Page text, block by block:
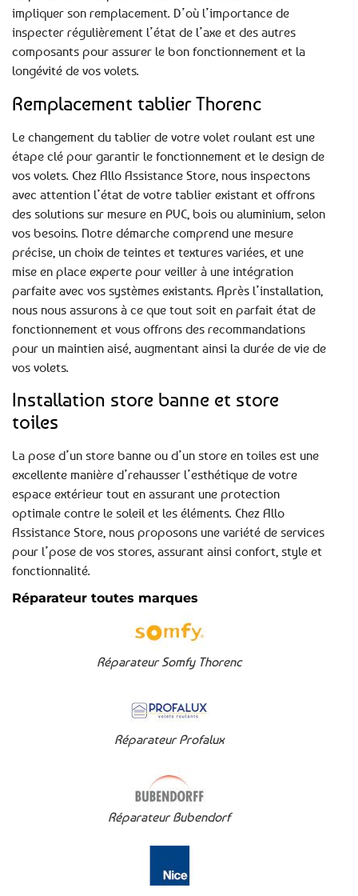
impliquer son remplacement. D’où l’importance de
inspecter régulièrement l’état de l’axe et des autres
composants pour assurer le bon fonctionnement et la
longévité de vos volets.
Remplacement tablier Thorenc
Le changement du tablier de votre volet roulant est une
étape clé pour garantir le fonctionnement et le design de
vos volets. Chez Allo Assistance Store, nous inspectons
avec attention l’état de votre tablier existant et offrons
des solutions sur mesure en PVC, bois ou aluminium, selon
vos besoins. Notre démarche comprend une mesure
précise, un choix de teintes et textures variées, et une
mise en place experte pour veiller à une intégration
parfaite avec vos systèmes existants. Après l’installation,
nous nous assurons à ce que tout soit en parfait état de
fonctionnement et vous offrons des recommandations
pour un maintien aisé, augmentant ainsi la durée de vie de
vos volets.
Installation store banne et store
toiles
La pose d’un store banne ou d’un store en toiles est une
excellente manière d’rehausser l’esthétique de votre
espace extérieur tout en assurant une protection
optimale contre le soleil et les éléments. Chez Allo
Assistance Store, nous proposons une variété de services
pour l’pose de vos stores, assurant ainsi confort, style et
fonctionnalité.
Réparateur toutes marques
Réparateur Somfy Thorenc
Réparateur Profalux
Réparateur Bubendorf